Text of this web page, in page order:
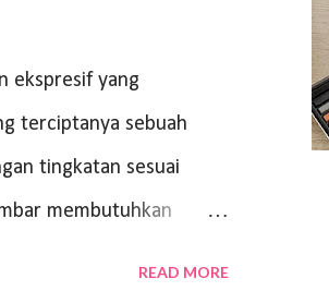
ekspresif yang
terciptanya sebuah
tingkatan sesuai
membutuhkan
READ MORE